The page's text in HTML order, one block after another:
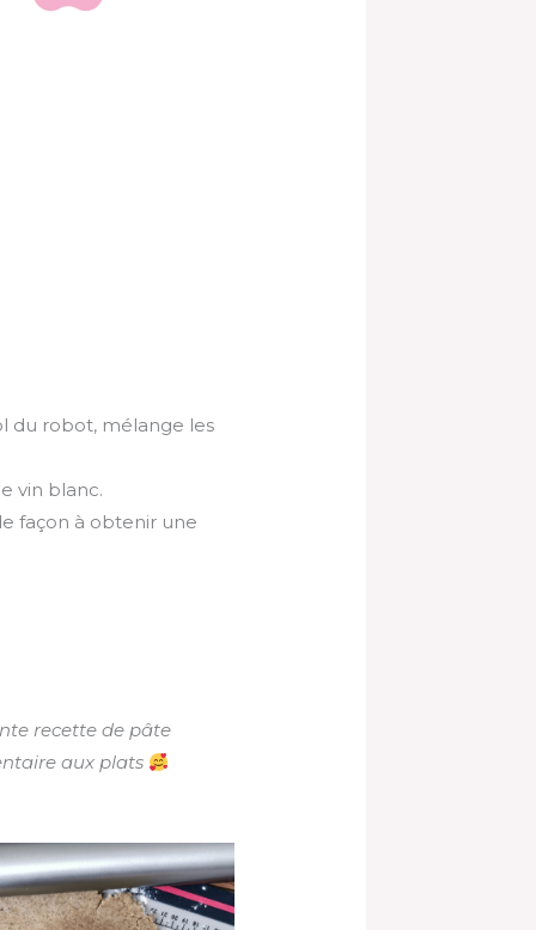
du robot, mélange les
vin blanc.
façon à obtenir une
recette de pâte
aux plats